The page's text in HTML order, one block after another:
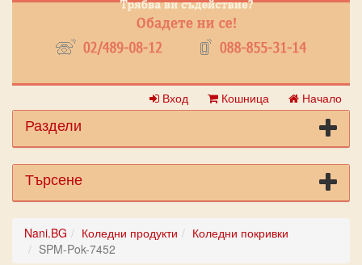
Вход Кошница Начало
Раздели
Търсене
Nani.BG Коледни продукти
Коледни покривки
SPM-Pok-7452